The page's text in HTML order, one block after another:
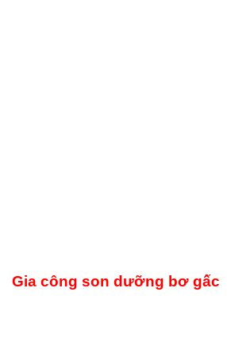
Gia công son dưỡng bơ gấc